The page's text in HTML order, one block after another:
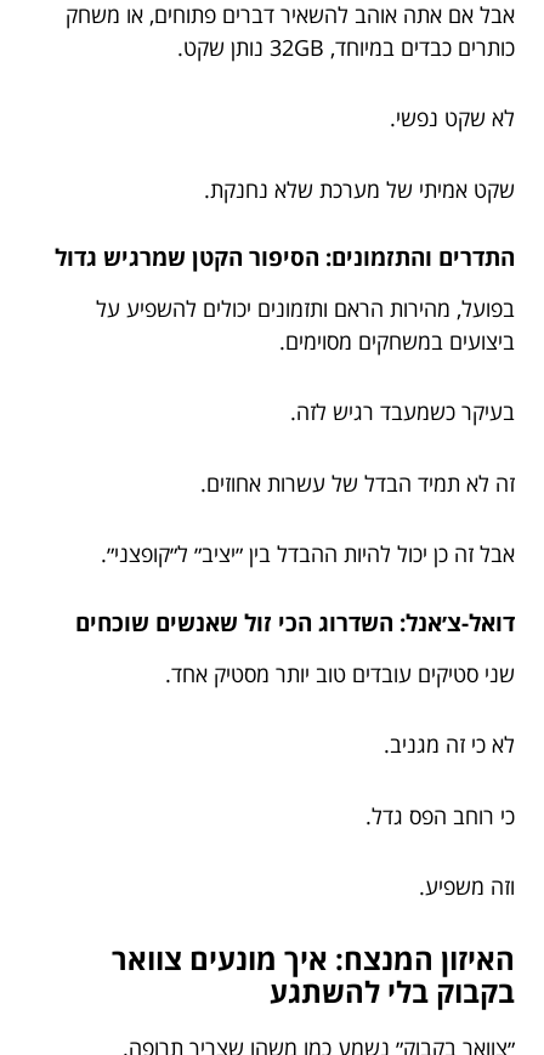
אבל אם אתה אוהב להשאיר דברים פתוחים, או משחק
כותרים כבדים במיוחד, 32GB נותן שקט.
לא שקט נפשי.
שקט אמיתי של מערכת שלא נחנקת.
התדרים והתזמונים: הסיפור הקטן שמרגיש גדול
בפועל, מהירות הראם ותזמונים יכולים להשפיע על
ביצועים במשחקים מסוימים.
בעיקר כשמעבד רגיש לזה.
זה לא תמיד הבדל של עשרות אחוזים.
אבל זה כן יכול להיות ההבדל בין ״יציב״ ל״קופצני״.
דואל-צ׳אנל: השדרוג הכי זול שאנשים שוכחים
שני סטיקים עובדים טוב יותר מסטיק אחד.
לא כי זה מגניב.
כי רוחב הפס גדל.
וזה משפיע.
האיזון המנצח: איך מונעים צוואר
בקבוק בלי להשתגע
״צוואר בקבוק״ נשמע כמו משהו שצריך תרופה.